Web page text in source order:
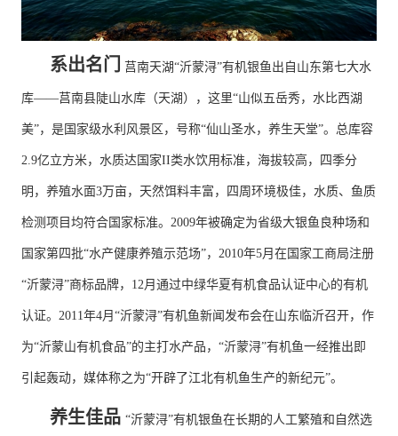
系出名门 莒南天湖“沂蒙浔”有机银鱼出自山东第七大水
库——莒南县陡山水库（天湖），这里“山似五岳秀，水比西湖
美”，是国家级水利风景区，号称“仙山圣水，养生天堂”。总库容
2.9亿立方米，水质达国家II类水饮用标准，海拔较高，四季分
明，养殖水面3万亩，天然饵料丰富，四周环境极佳，水质、鱼质
检测项目均符合国家标准。2009年被确定为省级大银鱼良种场和
国家第四批“水产健康养殖示范场”，2010年5月在国家工商局注册
“沂蒙浔”商标品牌，12月通过中绿华夏有机食品认证中心的有机
认证。2011年4月“沂蒙浔”有机鱼新闻发布会在山东临沂召开，作
为“沂蒙山有机食品”的主打水产品，“沂蒙浔”有机鱼一经推出即
引起轰动，媒体称之为“开辟了江北有机鱼生产的新纪元”。
养生佳品 “沂蒙浔”有机银鱼在长期的人工繁殖和自然选